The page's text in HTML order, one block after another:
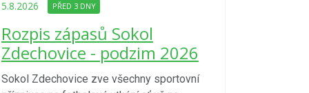
5.8.2026 PŘED 3 DNY
Rozpis zápasů Sokol
Zdechovice - podzim 2026
Sokol Zdechovice zve všechny sportovní